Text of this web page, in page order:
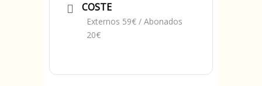
COSTE
Externos 59€ / Abonados
20€